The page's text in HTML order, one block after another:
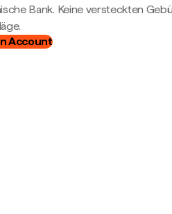
Bank. Keine versteckten
Account